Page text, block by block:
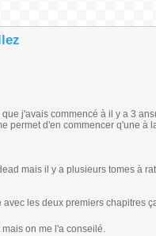
j'avais commencé à il y a 3
permet d'en commencer q'une
mais il y a plusieurs tomes à
les deux premiers chapitres
on me l'a conseilé.